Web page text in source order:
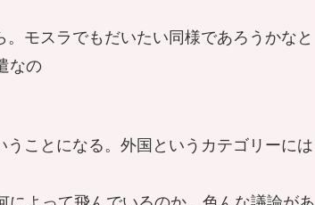
モスラでもだいたい同様であろうかなと
なの
ことになる。外国というカテゴリーには